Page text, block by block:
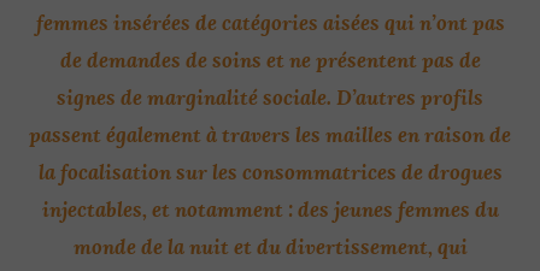
femmes insérées de catégories aisées qui n’ont pas
de demandes de soins et ne présentent pas de
signes de marginalité sociale. D’autres profils
passent également à travers les mailles en raison de
la focalisation sur les consommatrices de drogues
injectables, et notamment : des jeunes femmes du
monde de la nuit et du divertissement, qui